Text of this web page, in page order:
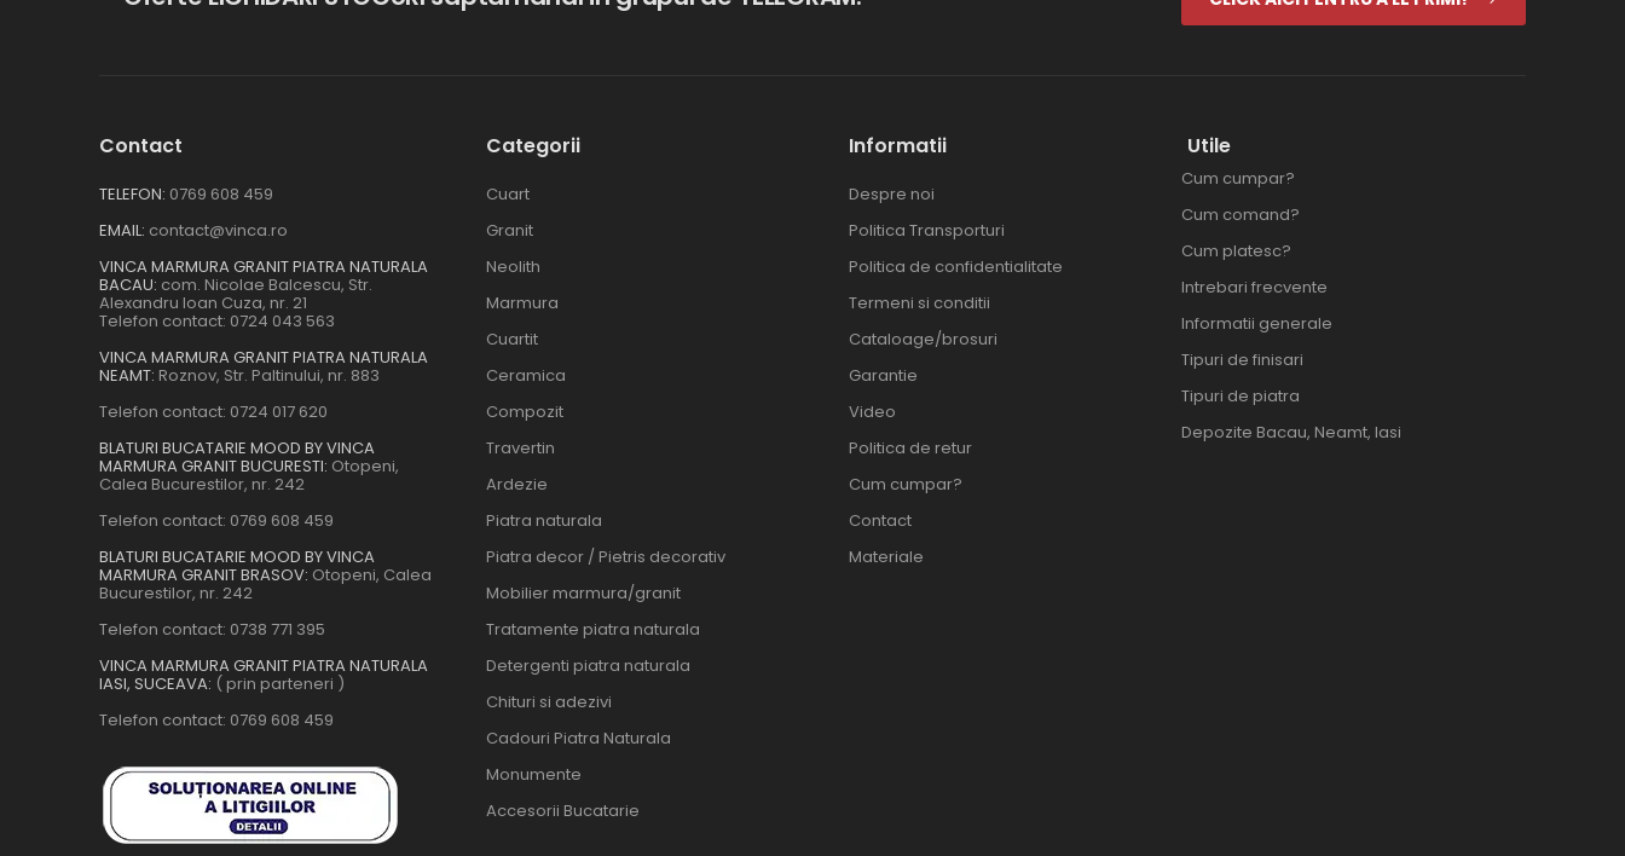
Contact
TELEFON: 0769 608 459
EMAIL: contact@vinca.ro
VINCA MARMURA GRANIT PIATRA NATURALA
BACAU: com. Nicolae Balcescu, Str.
Alexandru Ioan Cuza, nr. 21
Telefon contact: 0724 043 563
VINCA MARMURA GRANIT PIATRA NATURALA
NEAMT: Roznov, Str. Paltinului, nr. 883
Telefon contact: 0724 017 620
BLATURI BUCATARIE MOOD BY VINCA
MARMURA GRANIT BUCURESTI: Otopeni,
Calea Bucurestilor, nr. 242
Telefon contact: 0769 608 459
BLATURI BUCATARIE MOOD BY VINCA
MARMURA GRANIT BRASOV: Otopeni, Calea
Bucurestilor, nr. 242
Telefon contact: 0738 771 395
VINCA MARMURA GRANIT PIATRA NATURALA
IASI, SUCEAVA: ( prin parteneri )
Telefon contact: 0769 608 459
Categorii
Cuart
Granit
Neolith
Marmura
Cuartit
Ceramica
Compozit
Travertin
Ardezie
Piatra naturala
Piatra decor / Pietris decorativ
Mobilier marmura/granit
Tratamente piatra naturala
Detergenti piatra naturala
Chituri si adezivi
Cadouri Piatra Naturala
Monumente
Accesorii Bucatarie
Informatii
Despre noi
Politica Transporturi
Politica de confidentialitate
Termeni si conditii
Cataloage/brosuri
Garantie
Video
Politica de retur
Cum cumpar?
Contact
Materiale
Utile
Cum cumpar?
Cum comand?
Cum platesc?
Intrebari frecvente
Informatii generale
Tipuri de finisari
Tipuri de piatra
Depozite Bacau, Neamt, Iasi